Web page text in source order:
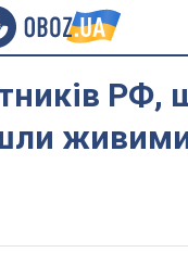
РФ,
живими